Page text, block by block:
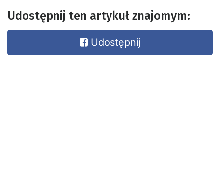
Udostępnij ten artykuł znajomym:
Udostępnij